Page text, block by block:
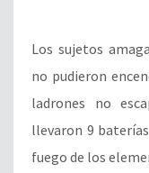
Los sujetos
no pudieron
ladrones no
llevaron 9
fuego de los